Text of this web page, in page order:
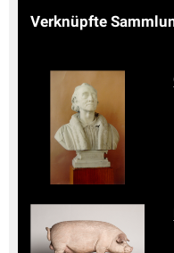
Verknüpfte